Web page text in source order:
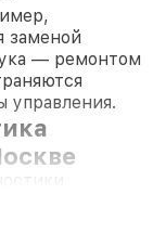
заменой
— ремонтом
управления.
какой
до линз. Для